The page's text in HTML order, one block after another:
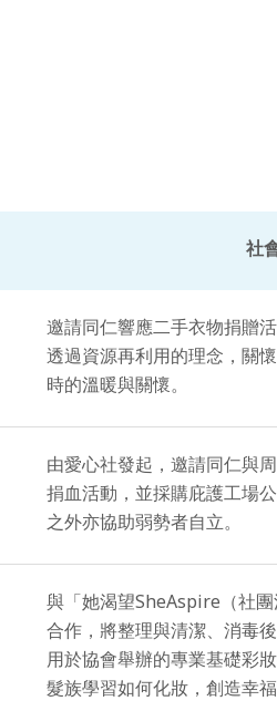
社
邀請同仁響應二手衣物捐贈
透過資源再利用的理念，關
時的溫暖與關懷。
由愛心社發起，邀請同仁與
捐血活動，並採購庇護工場
之外亦協助弱勢者自立。
與「她渴望SheAspire（社團
合作，將整理與清潔、消毒
用於協會舉辦的專業基礎彩
髮族學習如何化妝，創造幸福